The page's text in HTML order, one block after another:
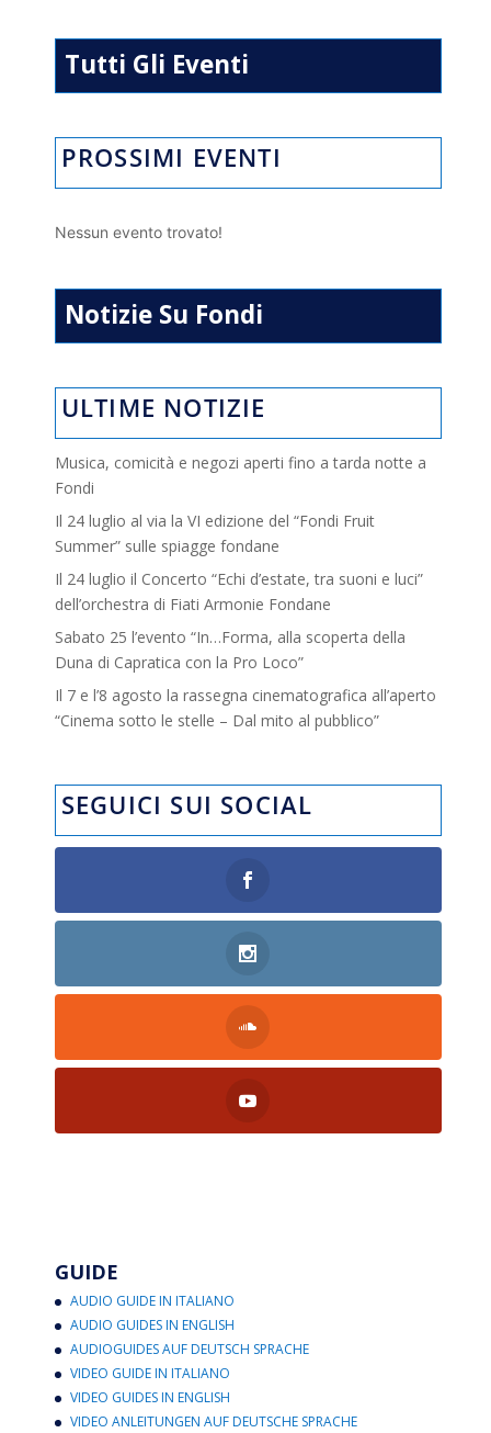
Tutti Gli Eventi
PROSSIMI EVENTI
Nessun evento trovato!
Notizie Su Fondi
ULTIME NOTIZIE
Musica, comicità e negozi aperti fino a tarda notte a
Fondi
Il 24 luglio al via la VI edizione del “Fondi Fruit
Summer” sulle spiagge fondane
Il 24 luglio il Concerto “Echi d’estate, tra suoni e luci”
dell’orchestra di Fiati Armonie Fondane
Sabato 25 l’evento “In…Forma, alla scoperta della
Duna di Capratica con la Pro Loco”
Il 7 e l’8 agosto la rassegna cinematografica all’aperto
“Cinema sotto le stelle – Dal mito al pubblico”
SEGUICI SUI SOCIAL
GUIDE
AUDIO GUIDE IN ITALIANO
AUDIO GUIDES IN ENGLISH
AUDIOGUIDES AUF DEUTSCH SPRACHE
VIDEO GUIDE IN ITALIANO
VIDEO GUIDES IN ENGLISH
VIDEO ANLEITUNGEN AUF DEUTSCHE SPRACHE